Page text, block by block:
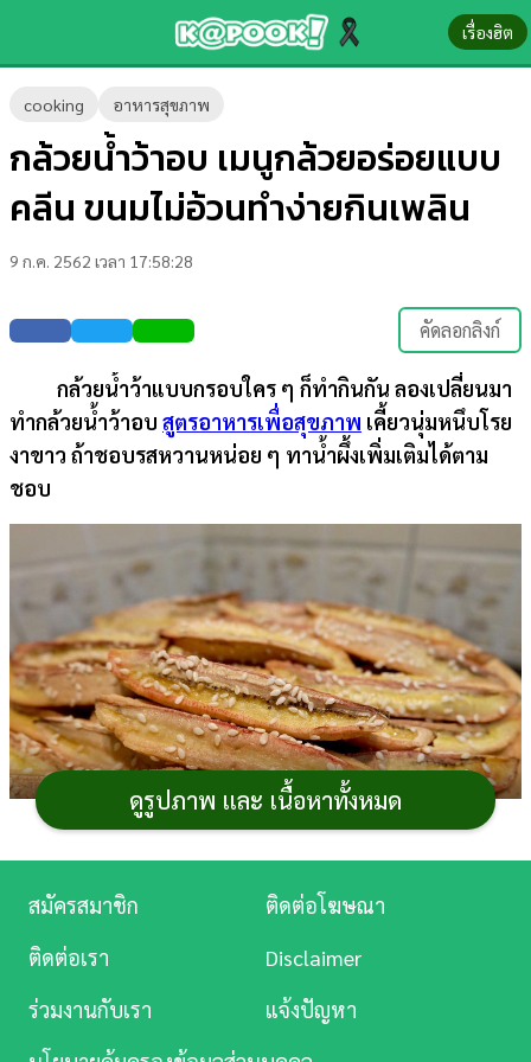
เรื่องฮิต
cooking อาหารสุขภาพ
กล้วยน้ำว้าอบ เมนูกล้วยอร่อยแบบ
คลีน ขนมไม่อ้วนทำง่ายกินเพลิน
9 ก.ค. 2562 เวลา 17:58:28
คัดลอกลิงก์
กล้วยน้ำว้าแบบกรอบใคร ๆ ก็ทำกินกัน ลองเปลี่ยนมา
ทำกล้วยน้ำว้าอบ สูตรอาหารเพื่อสุขภาพ เคี้ยวนุ่มหนึบโรย
งาขาว ถ้าชอบรสหวานหน่อย ๆ ทาน้ำผึ้งเพิ่มเติมได้ตาม
ชอบ
เป็นกล้วยแขกกันเนอะ แต่ของทอดคงไม่เหมาะสำหรับคน
กลัวอ้วน ลองเปลี่ยนมาทำขนมคลีน ๆ อย่างเมนูกล้วยอบ
อาหารแสนง่ายกันเถอะ กระปุกดอทคอมขอนำเสนอวิธีทำ
กล้วยน้ำว้าอบ สูตรจากคุณ NUTCHANART_CH สมาชิก
ดูรูปภาพ และ เนื้อหาทั้งหมด
ข่าว-
ความ
รู้
บันเทิง
หวย
ผล
บอล
สด
การ
เงิน
การ
ศึกษา
บันเทิง
ดู
Music
สมัครสมาชิก
ติดต่อโฆษณา
ติดต่อเรา
Disclaimer
ร่วมงานกับเรา
แจ้งปัญหา